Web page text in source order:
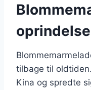
oprindelse
tilbage til
Kina og spredte